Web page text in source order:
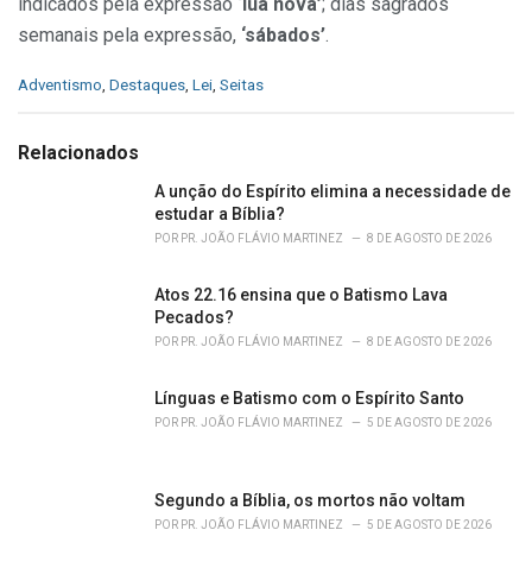
semanais pela expressão, ‘sábados’.
C
e
Adventismo, Destaques, Lei, Seitas
Relacionados
A unção do Espírito elimina a necessidade de
estudar a Bíblia?
POR PR. JOÃO FLÁVIO MARTINEZ 8 DE AGOSTO DE 2026
Atos 22.16 ensina que o Batismo Lava
Pecados?
POR PR. JOÃO FLÁVIO MARTINEZ 8 DE AGOSTO DE 2026
Línguas e Batismo com o Espírito Santo
POR PR. JOÃO FLÁVIO MARTINEZ 5 DE AGOSTO DE 2026
Segundo a Bíblia, os mortos não voltam
POR PR. JOÃO FLÁVIO MARTINEZ 5 DE AGOSTO DE 2026